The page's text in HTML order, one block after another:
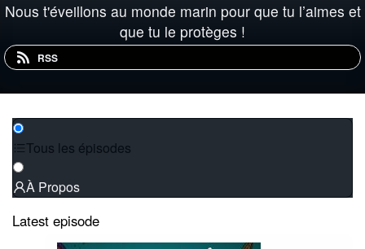
Nous t'éveillons au monde marin pour que tu l’aimes et
que tu le protèges !
RSS
Tous les épisodes
À Propos
Latest episode